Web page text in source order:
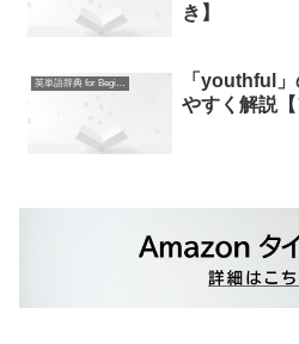
き】
英単語辞典 for Beginners
「youthful
やすく解説【